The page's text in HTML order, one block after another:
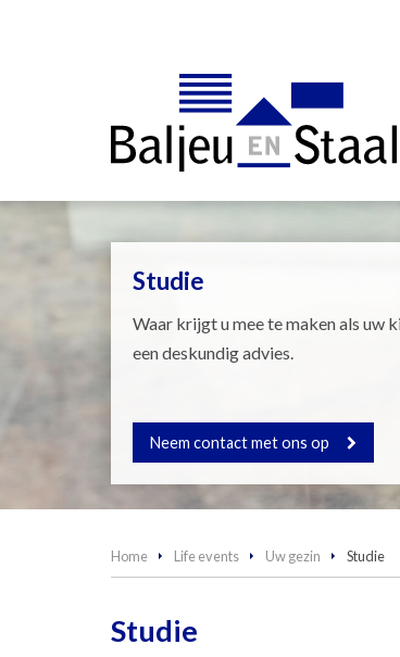
Studie
Waar krijgt u mee te maken als uw
een deskundig advies.
Neem contact met ons op
Home Life events Uw gezin Studie
Studie